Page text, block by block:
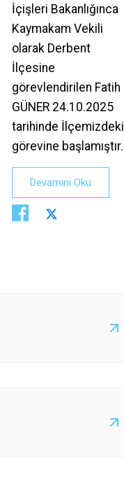
İçişleri Bakanlığınca
Kaymakam Vekili
olarak Derbent
İlçesine
görevlendirilen Fatih
GÜNER 24.10.2025
tarihinde İlçemizdeki
görevine başlamıştır.
Devamını Oku